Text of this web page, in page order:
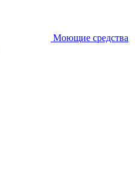
Моющие средства